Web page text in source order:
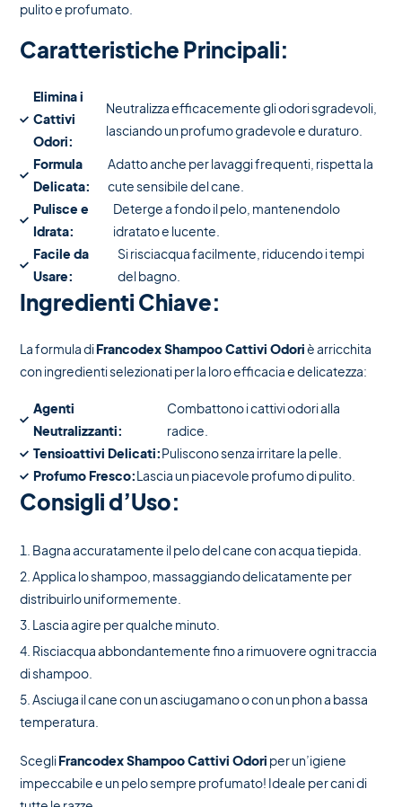
pulito e profumato.
Caratteristiche Principali:
Elimina i
Cattivi
Odori:
Neutralizza efficacemente gli odori sgradevoli,
lasciando un profumo gradevole e duraturo.
Formula
Delicata:
Adatto anche per lavaggi frequenti, rispetta la
cute sensibile del cane.
Pulisce e
Idrata:
Deterge a fondo il pelo, mantenendolo
idratato e lucente.
Facile da
Usare:
Si risciacqua facilmente, riducendo i tempi
del bagno.
Ingredienti Chiave:
La formula diFrancodex Shampoo Cattivi Odoriè arricchita
con ingredienti selezionati per la loro efficacia e delicatezza:
Agenti
Neutralizzanti:
Combattono i cattivi odori alla
radice.
Tensioattivi Delicati:Puliscono senza irritare la pelle.
Profumo Fresco:Lascia un piacevole profumo di pulito.
Consigli d’Uso:
Bagna accuratamente il pelo del cane con acqua tiepida.
Applica lo shampoo, massaggiando delicatamente per
distribuirlo uniformemente.
Lascia agire per qualche minuto.
Risciacqua abbondantemente fino a rimuovere ogni traccia
di shampoo.
Asciuga il cane con un asciugamano o con un phon a bassa
temperatura.
ScegliFrancodex Shampoo Cattivi Odori per un’igiene
impeccabile e un pelo sempre profumato! Ideale per cani di